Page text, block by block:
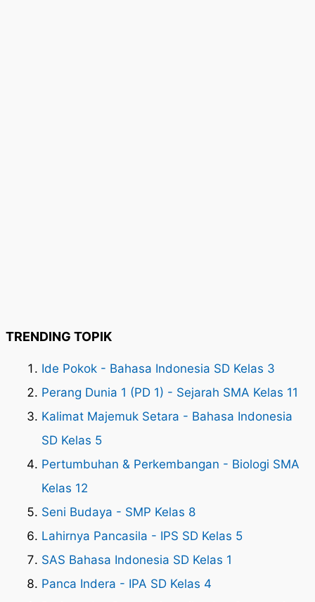
TRENDING TOPIK
Ide Pokok - Bahasa Indonesia SD Kelas 3
Perang Dunia 1 (PD 1) - Sejarah SMA Kelas 11
Kalimat Majemuk Setara - Bahasa Indonesia
SD Kelas 5
Pertumbuhan & Perkembangan - Biologi SMA
Kelas 12
Seni Budaya - SMP Kelas 8
Lahirnya Pancasila - IPS SD Kelas 5
SAS Bahasa Indonesia SD Kelas 1
Panca Indera - IPA SD Kelas 4